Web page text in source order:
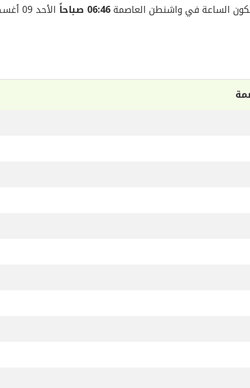
06:46 صباحاً
الأحد 09 أغسطس 2026.